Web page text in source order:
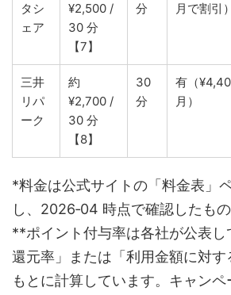
タシ
ェア
¥2,500 /
30 分
【7】
分
月で割引）
三井
リパ
ーク
約
¥2,700 /
30 分
【8】
30
分
有（
月）
*料金は公式サイトの「料金表」
し、2026‑04 時点で確認したもの
**ポイント付与率は各社が公表し
還元率」または「利用金額に対す
もとに計算しています。キャン